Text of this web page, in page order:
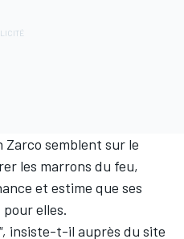
Zarco semblent sur le
les marrons du feu,
et estime que ses
elles.
insiste-t-il auprès du site